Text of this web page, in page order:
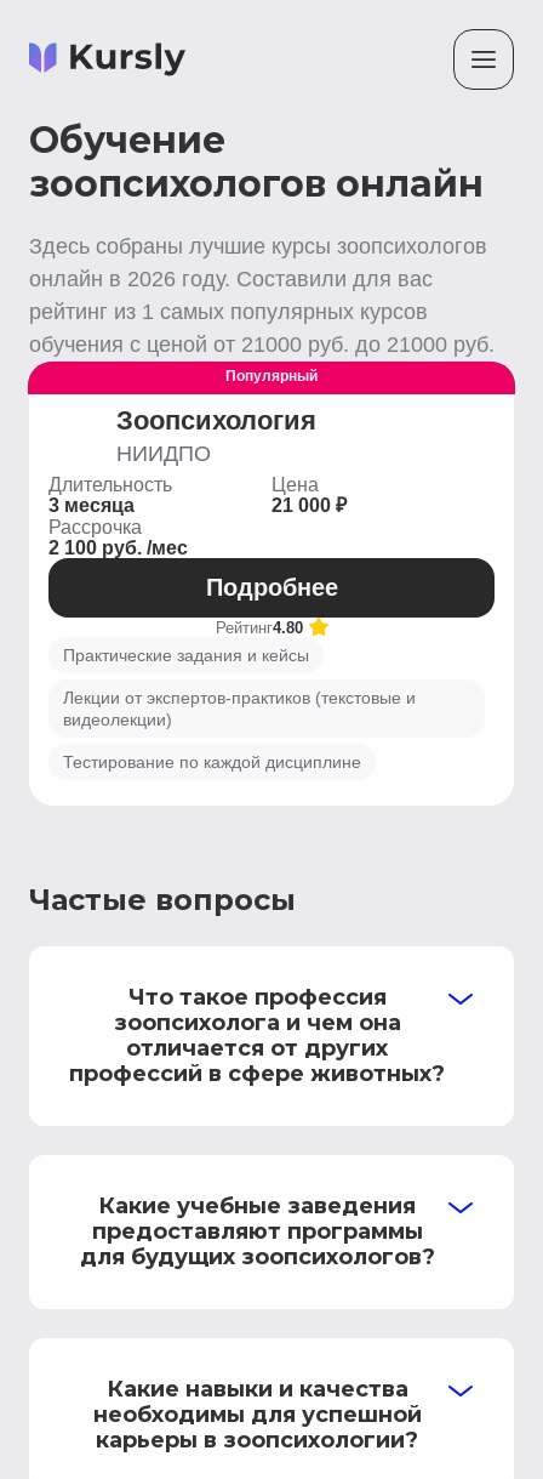
Обучение
зоопсихологов онлайн
Здесь собраны лучшие курсы зоопсихологов
онлайн в 2026 году. Составили для вас
рейтинг из 1 самых популярных курсов
обучения с ценой от 21000 руб. до 21000 руб.
Выгодный
Популярный
Зоопсихология
НИИДПО
Длительность
3 месяца
Цена
21 000 ₽
Рассрочка
2 100 руб. /мес
Подробнее
Рейтинг4.80
Практические задания и кейсы
Лекции от экспертов-практиков (текстовые и
видеолекции)
Тестирование по каждой дисциплине
Частые вопросы
Что такое профессия
зоопсихолога и чем она
отличается от других
профессий в сфере животных?
Какие учебные заведения
предоставляют программы
для будущих зоопсихологов?
Какие навыки и качества
необходимы для успешной
карьеры в зоопсихологии?